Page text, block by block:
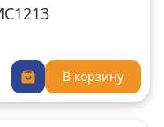
В корзину